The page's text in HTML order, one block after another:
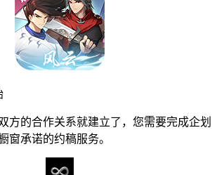
的合作关系就建立了，您需要完成企划
窗承诺的约稿服务。